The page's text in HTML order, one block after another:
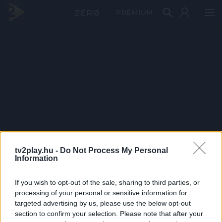
tv2play.hu - Do Not Process My Personal
Information
If you wish to opt-out of the sale, sharing to third parties, or
processing of your personal or sensitive information for
targeted advertising by us, please use the below opt-out
section to confirm your selection. Please note that after your